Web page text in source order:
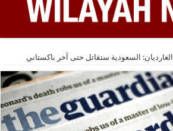
الغارديان: السعودية ستقاتل حتى آخر باكستاني